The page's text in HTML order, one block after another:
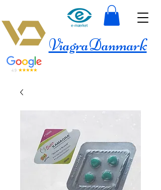
ViagraDanmark